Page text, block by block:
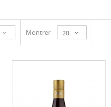
Montrer 20